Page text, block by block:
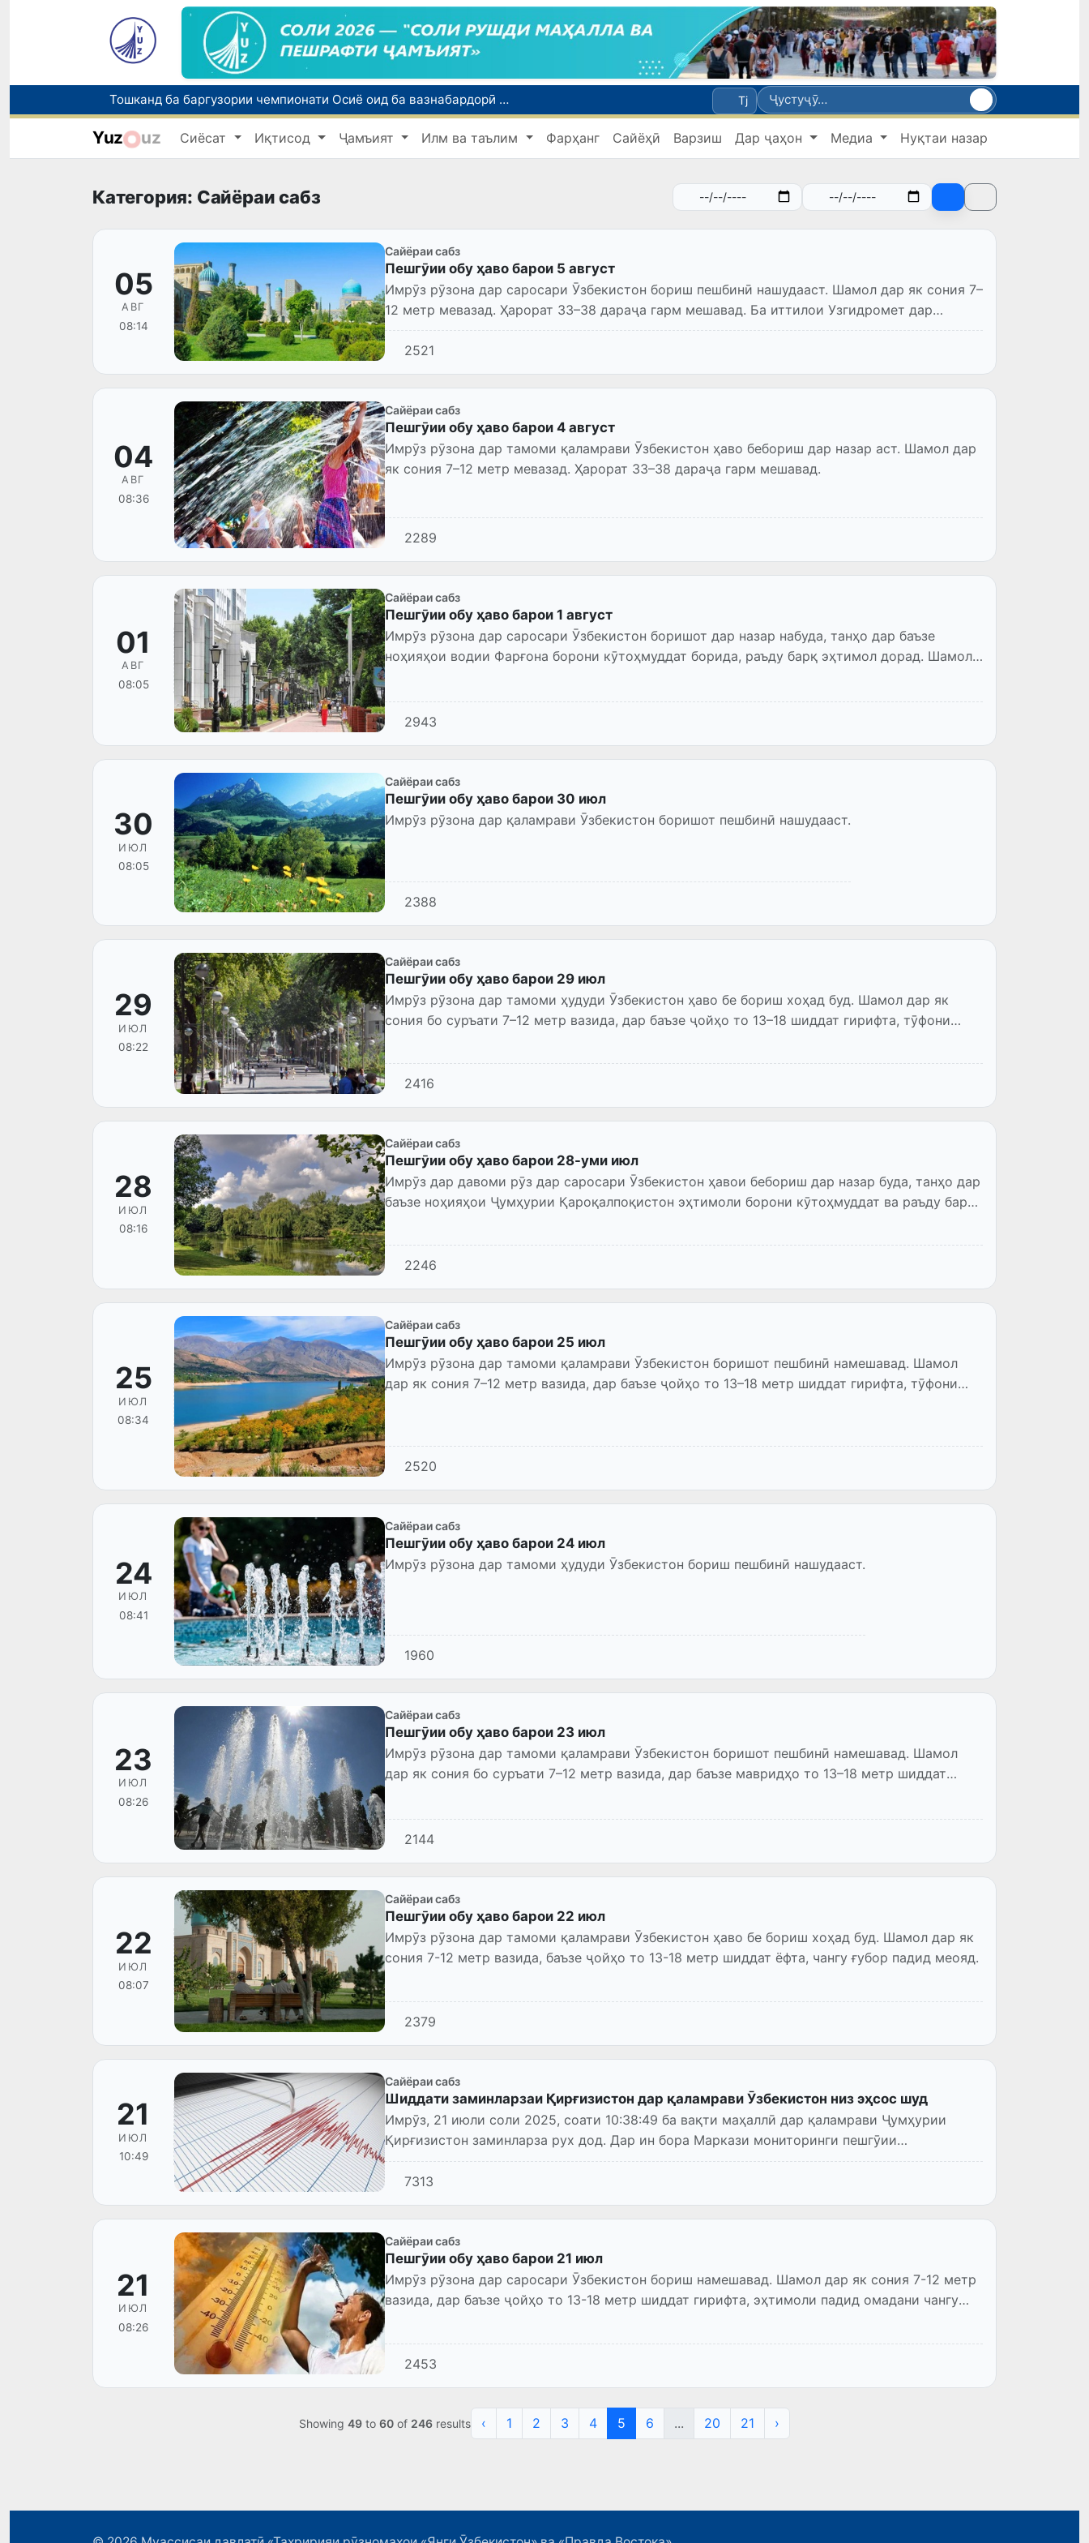
Тошканд ба баргузории чемпионати Осиё оид ба вазнабардорӣ омодагӣ мебинад
Шаҳрвандони Ӯзбекистон метавонанд дар доираи барномаи H-2A ба корҳои мавсимии кишоварзӣ дар ИМА сафарбар шаванд
Намояндагии Агентии муҳоҷират дар Москва моҳи июл ба зиёда аз 1,8 ҳазор шаҳрванди Ӯзбекистон кумак расонд
Tj
Yuz uz Сиёсат Иқтисод Ҷамъият Илм ва таълим Фарҳанг Сайёҳӣ Варзиш Дар ҷаҳон Медиа Нуқтаи назар
Категория: Сайёраи сабз
05
АВГ
08:14
Сайёраи сабз
Пешгӯии обу ҳаво барои 5 август
Имрӯз рӯзона дар саросари Ӯзбекистон бориш пешбинӣ нашудааст. Шамол дар як сония 7–
12 метр мевазад. Ҳарорат 33–38 дараҷа гарм мешавад. Ба иттилои Узгидромет дар
пойтахт бориш намеш...
2521
04
АВГ
08:36
Сайёраи сабз
Пешгӯии обу ҳаво барои 4 август
Имрӯз рӯзона дар тамоми қаламрави Ӯзбекистон ҳаво бебориш дар назар аст. Шамол дар
як сония 7–12 метр мевазад. Ҳарорат 33–38 дараҷа гарм мешавад.
2289
01
АВГ
08:05
Сайёраи сабз
Пешгӯии обу ҳаво барои 1 август
Имрӯз рӯзона дар саросари Ӯзбекистон боришот дар назар набуда, танҳо дар баъзе
ноҳияҳои водии Фарғона борони кӯтоҳмуддат борида, раъду барқ эҳтимол дорад. Шамол
2943
30
ИЮЛ
08:05
Сайёраи сабз
Пешгӯии обу ҳаво барои 30 июл
Имрӯз рӯзона дар қаламрави Ӯзбекистон боришот пешбинӣ нашудааст.
2388
29
ИЮЛ
08:22
Сайёраи сабз
Пешгӯии обу ҳаво барои 29 июл
Имрӯз рӯзона дар тамоми ҳудуди Ӯзбекистон ҳаво бе бориш хоҳад буд. Шамол дар як
сония бо суръати 7–12 метр вазида, дар баъзе ҷойҳо то 13–18 шиддат гирифта, тӯфони
2416
28
ИЮЛ
08:16
Сайёраи сабз
Пешгӯии обу ҳаво барои 28-уми июл
Имрӯз дар давоми рӯз дар саросари Ӯзбекистон ҳавои бебориш дар назар буда, танҳо дар
баъзе ноҳияҳои Ҷумҳурии Қароқалпоқистон эҳтимоли борони кӯтоҳмуддат ва раъду барқ
2246
25
ИЮЛ
08:34
Сайёраи сабз
Пешгӯии обу ҳаво барои 25 июл
Имрӯз рӯзона дар тамоми қаламрави Ӯзбекистон боришот пешбинӣ намешавад. Шамол
дар як сония 7–12 метр вазида, дар баъзе ҷойҳо то 13–18 метр шиддат гирифта, тӯфони
2520
24
ИЮЛ
08:41
Сайёраи сабз
Пешгӯии обу ҳаво барои 24 июл
Имрӯз рӯзона дар тамоми ҳудуди Ӯзбекистон бориш пешбинӣ нашудааст.
1960
23
ИЮЛ
08:26
Сайёраи сабз
Пешгӯии обу ҳаво барои 23 июл
Имрӯз рӯзона дар тамоми қаламрави Ӯзбекистон боришот пешбинӣ намешавад. Шамол
дар як сония бо суръати 7–12 метр вазида, дар баъзе мавридҳо то 13–18 метр шиддат
2144
22
ИЮЛ
08:07
Сайёраи сабз
Пешгӯии обу ҳаво барои 22 июл
Имрӯз рӯзона дар тамоми қаламрави Ӯзбекистон ҳаво бе бориш хоҳад буд. Шамол дар як
сония 7-12 метр вазида, баъзе ҷойҳо то 13-18 метр шиддат ёфта, чангу ғубор падид меояд.
2379
21
ИЮЛ
10:49
Сайёраи сабз
Шиддати заминларзаи Қирғизистон дар қаламрави Ӯзбекистон низ эҳсос шуд
Имрӯз, 21 июли соли 2025, соати 10:38:49 ба вақти маҳаллӣ дар қаламрави Ҷумҳурии
Қирғизистон заминларза рух дод. Дар ин бора Маркази мониторинги пешгӯии
сейсмологии ҷумҳурӣ маълумо...
7313
21
ИЮЛ
08:26
Сайёраи сабз
Пешгӯии обу ҳаво барои 21 июл
Имрӯз рӯзона дар саросари Ӯзбекистон бориш намешавад. Шамол дар як сония 7-12 метр
вазида, дар баъзе ҷойҳо то 13-18 метр шиддат гирифта, эҳтимоли падид омадани чангу
2453
Showing 49 to 60 of 246 results ‹ 1 2 3 4 5 6 ... 20 21 ›